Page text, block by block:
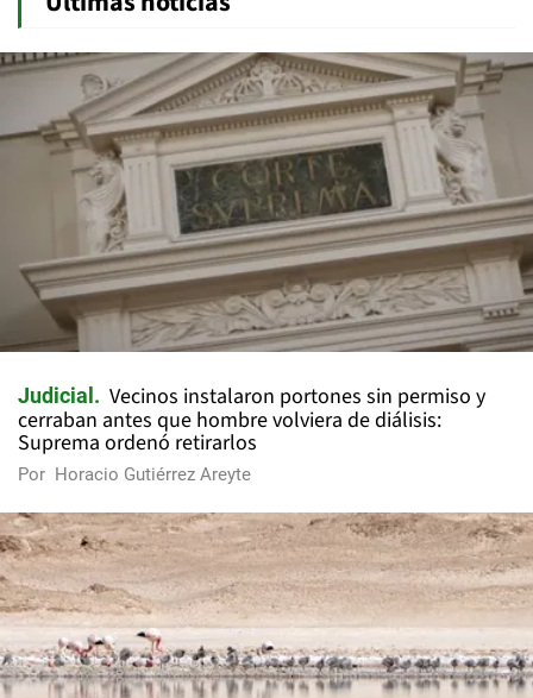
Judicial
Vecinos instalaron portones sin permiso y
cerraban antes que hombre volviera de diálisis:
Suprema ordenó retirarlos
Por Horacio Gutiérrez Areyte